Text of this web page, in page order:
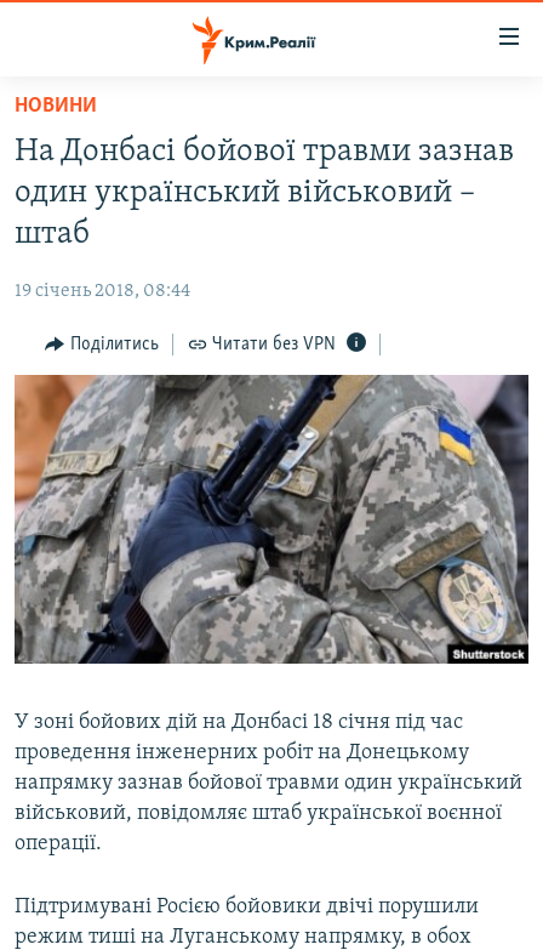
Перейти
основного
матеріалу
Перейти
до
основної
Перейти
до
пошуку
ВОДА.КРИМ
ВІДЕО ТА ФОТО
БЛОГИ
ПОГЛЯД
ІНТЕРВ'Ю
ВСЕ ЗА ДЕНЬ
СПЕЦПРОЕКТИ
ДЕПОРТАЦІЯ
ВІДЕОУРОКИ «ELIFBE»
СВІДЧЕННЯ ОКУПАЦІЇ
УКРАЇНСЬКА ПРОБЛЕМА КРИМУ
ЯК ОБІЙТИ БЛОКУВАННЯ
Русский
Qırımtatar
Усі сайти RFE/RL
НОВИНИ
На Донбасі бойової травми зазнав
один український військовий –
штаб
19 січень 2018, 08:44
Поділитись Читати без VPN
У зоні бойових дій на Донбасі 18 січня під час
проведення інженерних робіт на Донецькому
напрямку зазнав бойової травми один український
військовий, повідомляє штаб української воєнної
операції.
Підтримувані Росією бойовики двічі порушили
режим тиші на Луганському напрямку, в обох